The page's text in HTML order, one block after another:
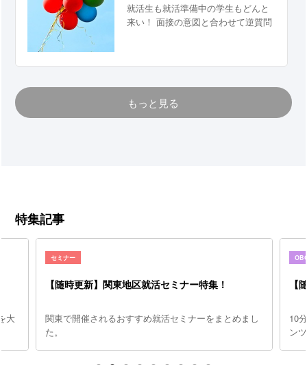
就活生も就活準備中の学生もどんと
来い！ 面接の意図と合わせて逆質問
もっと見る
特集記事
大
セミナー
【随時更新】関東地区就活セミナー特集！
関東で開催されるおすすめ就活セミナーをまとめまし
た。
【
10
ン